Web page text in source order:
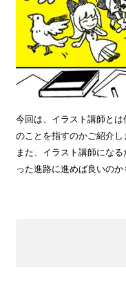
今回は、イラスト講師と
のことを指すのかご紹介し
また、イラスト講師にな
った進路に進めば良いのか